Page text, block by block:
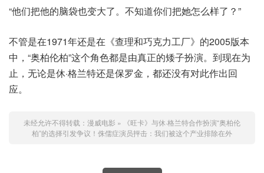
“他们把他的脑袋也变大了。不知道你们把她怎么样了？”
不管是在1971年还是在《查理和巧克力工厂》的2005版本
中，“奥柏伦柏”这个角色都是由真正的矮子扮演。到现在为
止，无论是休·格兰特还是保罗金，都还没有对此作出回
应。
未经允许不得转载： 漫威电影 »
《旺卡》与休·格兰特合作扮演“奥柏伦
柏”的选择引发争议！侏儒症演员抨击：我们被这个产业排除在外